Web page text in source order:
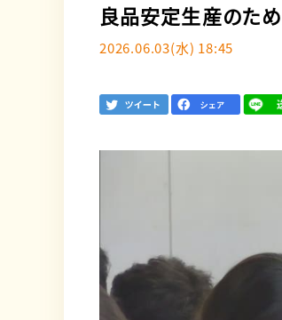
良品安定生産のた
2026.06.03(水) 18:45